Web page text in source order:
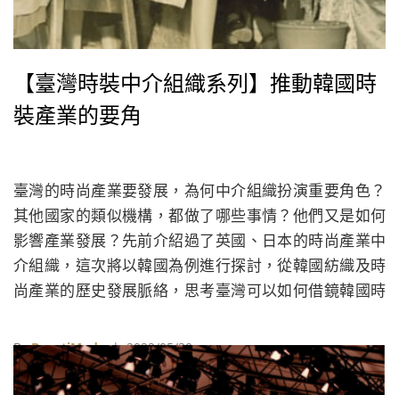
【臺灣時裝中介組織系列】推動韓國時
裝產業的要角
臺灣的時尚產業要發展，為何中介組織扮演重要角色？
其他國家的類似機構，都做了哪些事情？他們又是如何
影響產業發展？先前介紹過了英國、日本的時尚產業中
介組織，這次將以韓國為例進行探討，從韓國紡織及時
尚產業的歷史發展脈絡，思考臺灣可以如何借鏡韓國時
ByBeautiMode| 2022/05/30